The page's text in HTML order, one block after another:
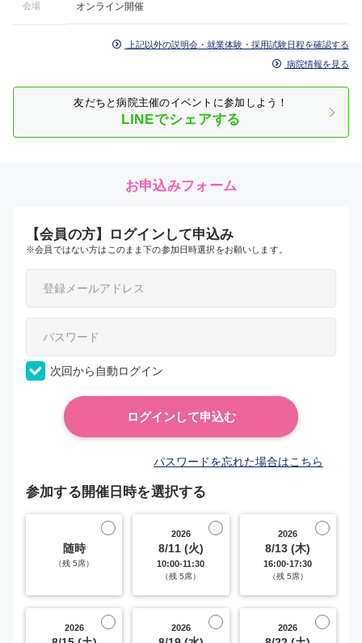
会場 オンライン開催
上記以外の説明会・就業体験・採用試験日程を確認する
病院情報を見る
友だちと病院主催のイベントに参加しよう！
LINEでシェアする
お申込みフォーム
【会員の方】ログインして申込み
※会員ではない方はこのまま下の参加日時選択をお願いします。
次回から自動ログイン
パスワードを忘れた場合はこちら
参加する開催日時を選択する
随時
（残 5席）
2026
8/11 (火)
10:00-11:30
（残 5席）
2026
8/13 (木)
16:00-17:30
（残 5席）
2026 2026 2026